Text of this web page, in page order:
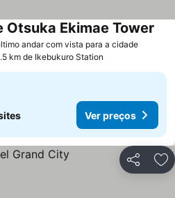
andar com vista para a cidade
Otsuka Ekimae Tower
km de Ikebukuro Station
Ver preços
Partilhar